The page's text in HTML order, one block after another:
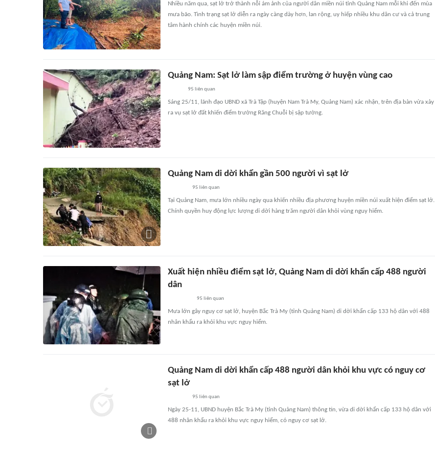
Nhiều năm qua, sạt lở trở thành nỗi ám ảnh của người dân miền núi tỉnh Quảng Nam mỗi khi đến mùa
mưa bão. Tình trạng sạt lở diễn ra ngày càng dày hơn, lan rộng, uy hiếp nhiều khu dân cư và cả trung
tâm hành chính các huyện miền núi.
Quảng Nam: Sạt lở làm sập điểm trường ở huyện vùng cao
95 liên quan
Sáng 25/11, lãnh đạo UBND xã Trà Tập (huyện Nam Trà My, Quảng Nam) xác nhận, trên địa bàn vừa xảy
ra vụ sạt lở đất khiến điểm trường Răng Chuỗi bị sập tường.
Quảng Nam di dời khẩn gần 500 người vì sạt lở
95 liên quan
Tại Quảng Nam, mưa lớn nhiều ngày qua khiến nhiều địa phương huyện miền núi xuất hiện điểm sạt lở.
Chính quyền huy động lực lượng di dời hàng trăm người dân khỏi vùng nguy hiểm.
Xuất hiện nhiều điểm sạt lở, Quảng Nam di dời khẩn cấp 488 người
dân
95 liên quan
Mưa lớn gây nguy cơ sạt lở, huyện Bắc Trà My (tỉnh Quảng Nam) di dời khẩn cấp 133 hộ dân với 488
nhân khẩu ra khỏi khu vực nguy hiểm.
Quảng Nam di dời khẩn cấp 488 người dân khỏi khu vực có nguy cơ
sạt lở
95 liên quan
Ngày 25-11, UBND huyện Bắc Trà My (tỉnh Quảng Nam) thông tin, vừa di dời khẩn cấp 133 hộ dân với
488 nhân khẩu ra khỏi khu vực nguy hiểm, có nguy cơ sạt lở.